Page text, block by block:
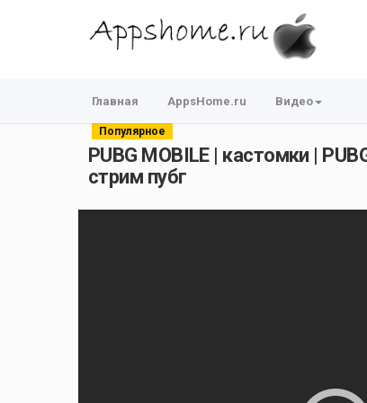
Главная AppsHome.ru Видео
Популярное
PUBG MOBILE | кастомки |
стрим пубг